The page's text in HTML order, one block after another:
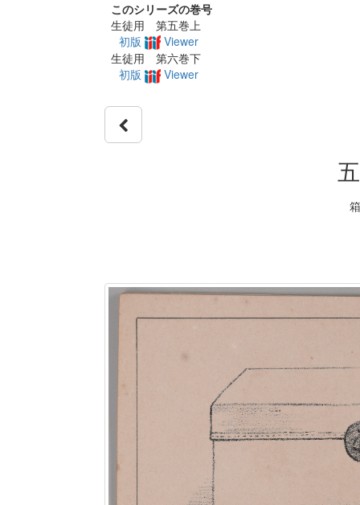
このシリーズの巻号
生徒用 第五巻上
初版
Viewer
生徒用 第六巻下
初版
Viewer